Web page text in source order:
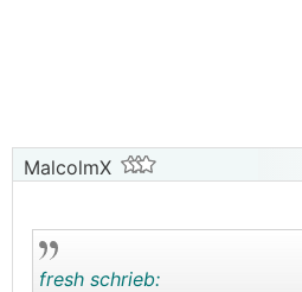
MalcolmX
fresh schrieb: